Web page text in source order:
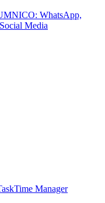
WhatsApp,
Media
Manager